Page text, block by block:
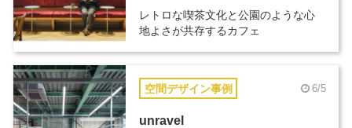
レトロな喫茶文化と公園のような心
地よさが共存するカフェ
空間デザイン事例 6/5
unravel